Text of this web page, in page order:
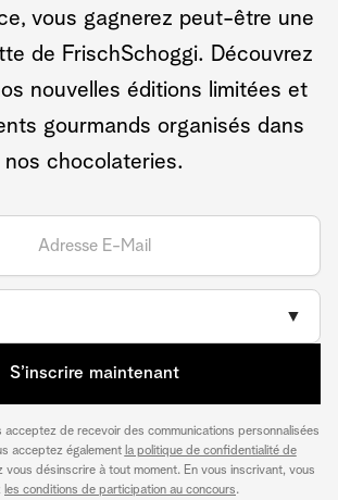
vous gagnerez peut-être une
de FrischSchoggi. Découvrez
nouvelles éditions limitées et
gourmands organisés dans
nos chocolateries.
▼
S’inscrire maintenant
acceptez de recevoir des communications personnalisées
acceptez également la politique de confidentialité de
vous désinscrire à tout moment. En vous inscrivant, vous
les conditions de participation au concours.